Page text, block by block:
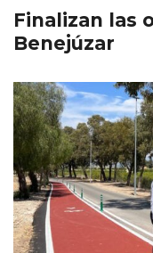
Finalizan las
Benejúzar